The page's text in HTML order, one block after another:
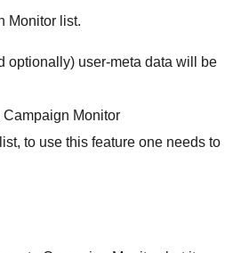
Monitor list.
optionally) user-meta data will be
Monitor
to use this feature one needs to